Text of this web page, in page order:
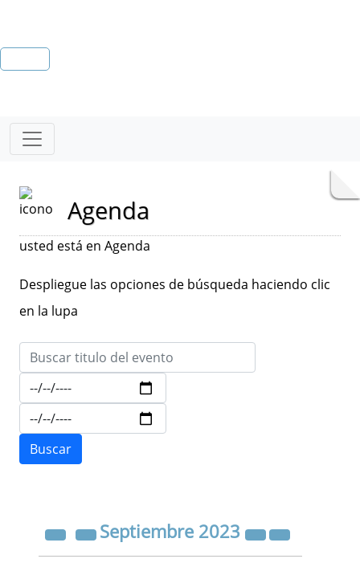
Agenda
usted está en Agenda
Despliegue las opciones de búsqueda haciendo clic
en la lupa
Septiembre 2023